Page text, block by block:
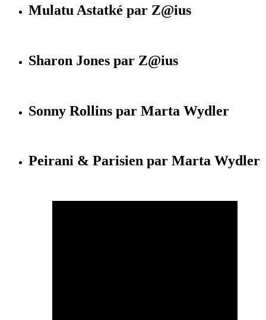
Mulatu Astatké par Z@ius
Sharon Jones par Z@ius
Sonny Rollins par Marta Wydler
Peirani & Parisien par Marta Wydler